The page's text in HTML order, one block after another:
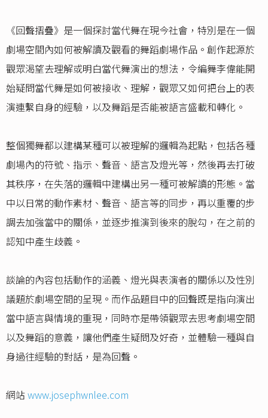
《回聲摺疊》是一個探討當代舞在現今社會，特別是在一個
劇場空間內如何被解讀及觀看的舞蹈劇場作品。創作起源於
觀眾渴望去理解或明白當代舞演出的想法，令編舞李偉能開
始疑問當代舞是如何被接收、理解，觀眾又如何把台上的表
演連繫自身的經驗，以及舞蹈是否能被語言盛載和轉化。
整個獨舞都以建構某種可以被理解的邏輯為起點，包括各種
劇場內的符號、指示、聲音、語言及燈光等，然後再去打破
其秩序，在失落的邏輯中建構出另一種可被解讀的形態。當
中以日常的動作素材、聲音、語言等的同步，再以重覆的步
調去加強當中的關係，並逐步推演到後來的脫勾，在之前的
認知中產生歧義。
談論的內容包括動作的涵義、燈光與表演者的關係以及性別
議題於劇場空間的呈現。而作品題目中的回聲既是指向演出
當中語言與情境的重現，同時亦是帶領觀眾去思考劇場空間
以及舞蹈的意義，讓他們產生疑問及好奇，並體驗一種與自
身過往經驗的對話，是為回聲。
網站www.josephwnlee.com